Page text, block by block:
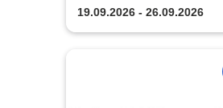
19.09.2026 - 26.09.2026